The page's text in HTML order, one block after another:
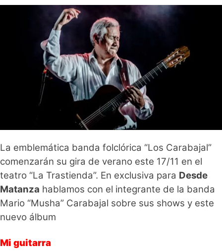
La emblemática banda folclórica “Los Carabajal”
comenzarán su gira de verano este 17/11 en el
teatro “La Trastienda”. En exclusiva para Desde
Matanza hablamos con el integrante de la banda
Mario “Musha” Carabajal sobre sus shows y este
nuevo álbum
Mi guitarra